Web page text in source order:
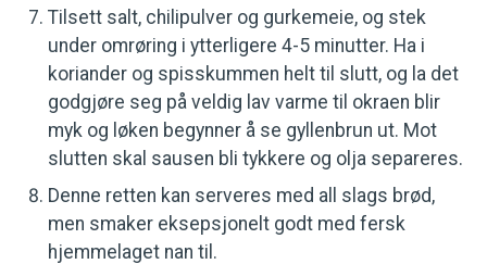
Tilsett salt, chilipulver og gurkemeie, og stek
under omrøring i ytterligere 4-5 minutter. Ha i
koriander og spisskummen helt til slutt, og la det
godgjøre seg på veldig lav varme til okraen blir
myk og løken begynner å se gyllenbrun ut. Mot
slutten skal sausen bli tykkere og olja separeres.
Denne retten kan serveres med all slags brød,
men smaker eksepsjonelt godt med fersk
hjemmelaget nan til.